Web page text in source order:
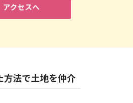
アクセスへ
方法で土地を仲介